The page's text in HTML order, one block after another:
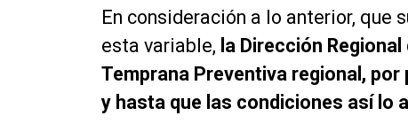
En consideración a lo anterior, que
esta variable, la Dirección
Temprana Preventiva regional,
y hasta que las condiciones así lo